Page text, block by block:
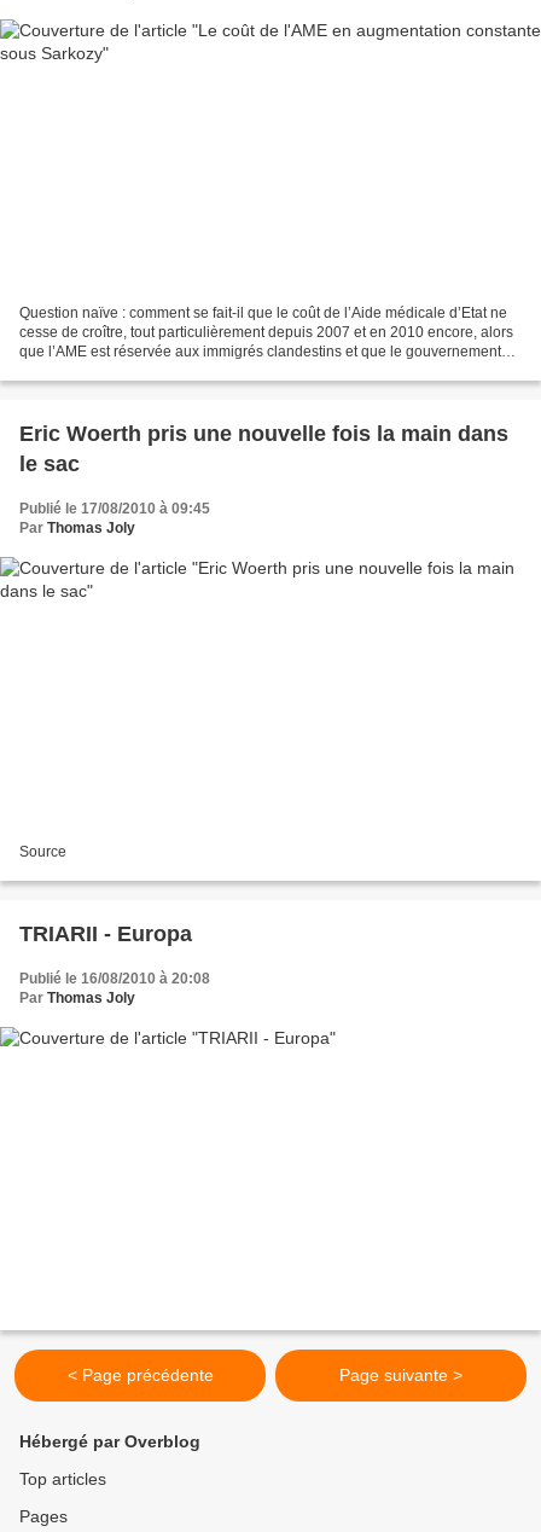
Question naïve : comment se fait-il que le coût de l’Aide médicale d’Etat ne
cesse de croître, tout particulièrement depuis 2007 et en 2010 encore, alors
que l’AME est réservée aux immigrés clandestins et que le gouvernement
Eric Woerth pris une nouvelle fois la main dans
le sac
Publié le 17/08/2010 à 09:45
Par Thomas Joly
Source
TRIARII - Europa
Publié le 16/08/2010 à 20:08
Par Thomas Joly
< Page précédente Page suivante >
Hébergé par Overblog
Top articles
Pages